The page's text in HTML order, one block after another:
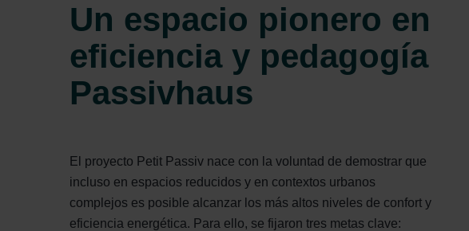
Un espacio pionero en
eficiencia y pedagogía
Passivhaus
El proyecto Petit Passiv nace con la voluntad de demostrar que
incluso en espacios reducidos y en contextos urbanos
complejos es posible alcanzar los más altos niveles de confort y
eficiencia energética. Para ello, se fijaron tres metas clave: